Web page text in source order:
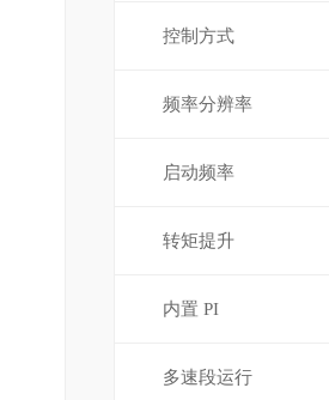
控制方式
频率分辨率
启动频率
转矩提升
内置 PI
多速段运行